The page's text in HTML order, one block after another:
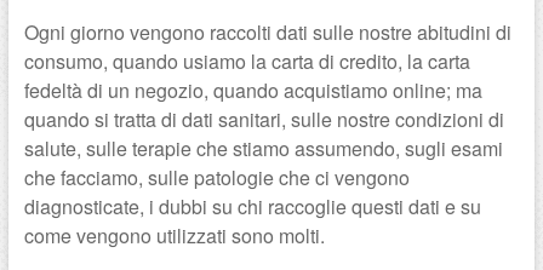
Ogni giorno vengono raccolti dati sulle nostre abitudini di
consumo, quando usiamo la carta di credito, la carta
fedeltà di un negozio, quando acquistiamo online; ma
quando si tratta di dati sanitari, sulle nostre condizioni di
salute, sulle terapie che stiamo assumendo, sugli esami
che facciamo, sulle patologie che ci vengono
diagnosticate, i dubbi su chi raccoglie questi dati e su
come vengono utilizzati sono molti.